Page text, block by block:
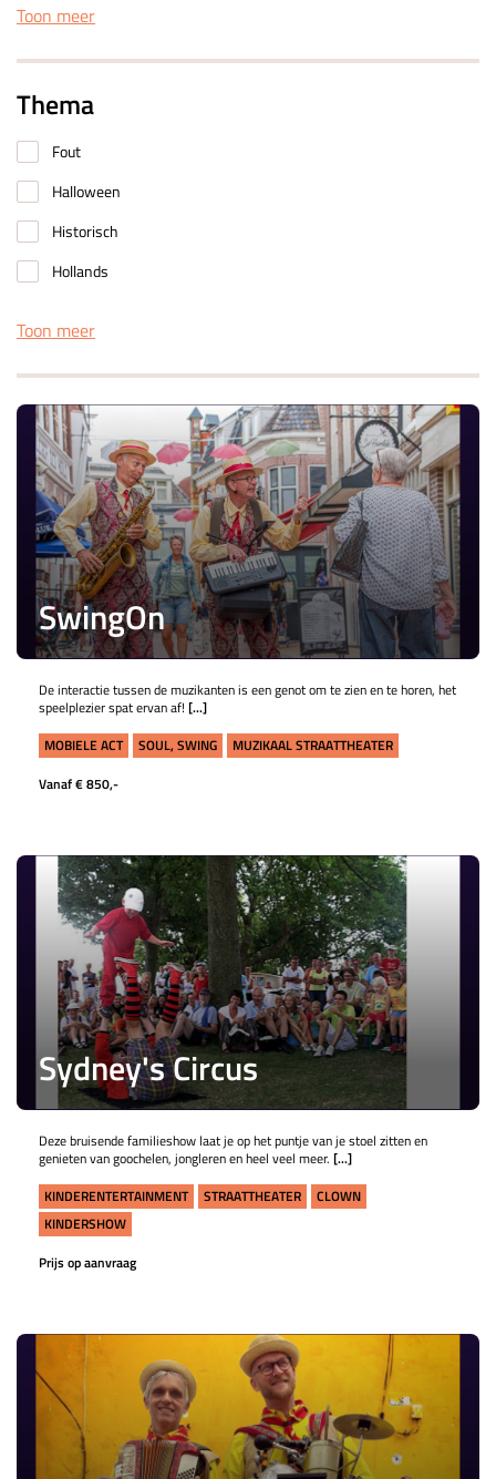
Toon meer
Thema
Fout
Halloween
Historisch
Hollands
Toon meer
SwingOn
De interactie tussen de muzikanten is een genot om te zien en te horen, het
speelplezier spat ervan af! [...]
MOBIELE ACT
SOUL, SWING
MUZIKAAL STRAATTHEATER
Vanaf € 850,-
Sydney's Circus
Deze bruisende familieshow laat je op het puntje van je stoel zitten en
genieten van goochelen, jongleren en heel veel meer. [...]
KINDERENTERTAINMENT
STRAATTHEATER
CLOWN
KINDERSHOW
Prijs op aanvraag